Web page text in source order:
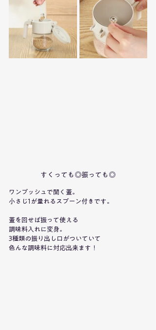
すくっても◎振っても◎
ワンプッシュで開く蓋。
小さじ1が量れるスプーン付きです。
蓋を回せば振って使える
調味料入れに変身。
3種類の振り出し口がついていて
色んな調味料に対応出来ます！